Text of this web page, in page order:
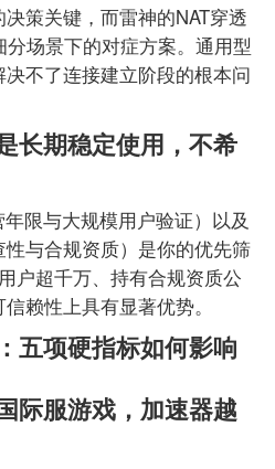
策关键，而雷神的NAT穿透
场景下的对症方案。通用型
不了连接建立阶段的根本问
长期稳定使用，不希
限与大规模用户验证）以及
与合规资质）是你的优先筛
户超千万、持有合规资质公
赖性上具有显著优势。
五项硬指标如何影响
际服游戏，加速器越